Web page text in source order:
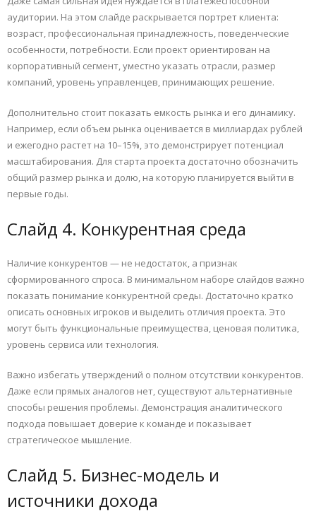
аудитории. На этом слайде раскрывается портрет клиента:
возраст, профессиональная принадлежность, поведенческие
особенности, потребности. Если проект ориентирован на
корпоративный сегмент, уместно указать отрасли, размер
компаний, уровень управленцев, принимающих решение.
Дополнительно стоит показать емкость рынка и его динамику.
Например, если объем рынка оценивается в миллиардах рублей
и ежегодно растет на 10–15%, это демонстрирует потенциал
масштабирования. Для старта проекта достаточно обозначить
общий размер рынка и долю, на которую планируется выйти в
первые годы.
Слайд 4. Конкурентная среда
Наличие конкурентов — не недостаток, а признак
сформированного спроса. В минимальном наборе слайдов важно
показать понимание конкурентной среды. Достаточно кратко
описать основных игроков и выделить отличия проекта. Это
могут быть функциональные преимущества, ценовая политика,
уровень сервиса или технология.
Важно избегать утверждений о полном отсутствии конкурентов.
Даже если прямых аналогов нет, существуют альтернативные
способы решения проблемы. Демонстрация аналитического
подхода повышает доверие к команде и показывает
стратегическое мышление.
Слайд 5. Бизнес-модель и
источники дохода